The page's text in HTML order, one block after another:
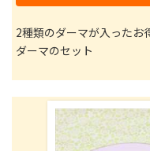
2種類のダーマが入ったお
ダーマのセット